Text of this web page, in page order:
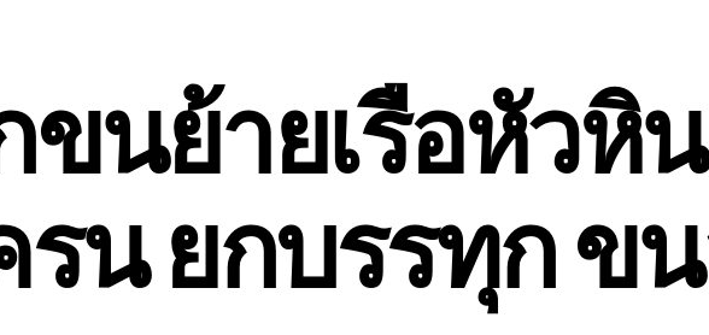
ขนย้ายเรือหัวหิ
รน ยกบรรทุก ขน